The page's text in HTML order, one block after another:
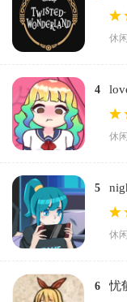
テ
休
4
免
休
5
休
6
忧